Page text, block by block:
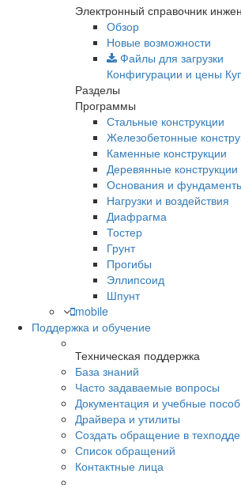
Электронный справочник
Обзор
Новые возможности
Файлы для загрузки
Конфигурации и цены
Разделы
Программы
Стальные конструкции
Железобетонные
Каменные конструкции
Деревянные конструкции
Основания и
Нагрузки и воздействия
Диафрагма
Тостер
Грунт
Прогибы
Эллипсоид
Шпунт
mobile
Поддержка и обучение
Техническая поддержка
База знаний
Часто задаваемые вопросы
Документация и учебные
Драйвера и утилиты
Создать обращение в
Список обращений
Контактные лица